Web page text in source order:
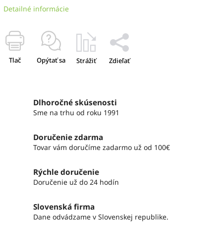
Detailné informácie
Tlač Opýtať sa Strážiť Zdieľať
Dlhoročné skúsenosti
Sme na trhu od roku 1991
Doručenie zdarma
Tovar vám doručíme zadarmo už od 100€
Rýchle doručenie
Doručenie už do 24 hodín
Slovenská firma
Dane odvádzame v Slovenskej republike.